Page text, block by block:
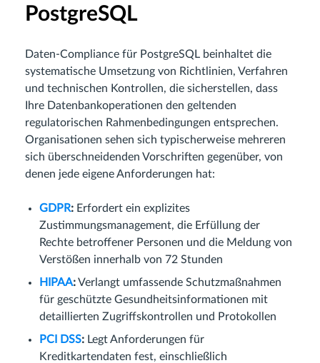
PostgreSQL
Daten-Compliance für PostgreSQL beinhaltet die
systematische Umsetzung von Richtlinien, Verfahren
und technischen Kontrollen, die sicherstellen, dass
Ihre Datenbankoperationen den geltenden
regulatorischen Rahmenbedingungen entsprechen.
Organisationen sehen sich typischerweise mehreren
sich überschneidenden Vorschriften gegenüber, von
denen jede eigene Anforderungen hat:
GDPR: Erfordert ein explizites
Zustimmungsmanagement, die Erfüllung der
Rechte betroffener Personen und die Meldung von
Verstößen innerhalb von 72 Stunden
HIPAA:Verlangt umfassende Schutzmaßnahmen
für geschützte Gesundheitsinformationen mit
detaillierten Zugriffskontrollen und Protokollen
PCI DSS: Legt Anforderungen für
Kreditkartendaten fest, einschließlich